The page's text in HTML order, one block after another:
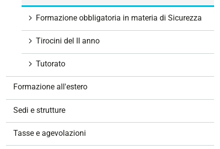
Formazione obbligatoria in materia di Sicurezza
Tirocini del II anno
Tutorato
Formazione all'estero
Sedi e strutture
Tasse e agevolazioni